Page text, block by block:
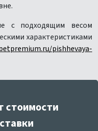
с подходящим весом
характеристиками
pishhevaya-
стоимости